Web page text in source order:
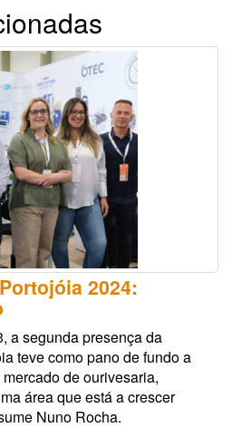
2024:
a segunda presença da
teve como pano de fundo a
de ourivesaria,
área que está a crescer
Nuno Rocha.